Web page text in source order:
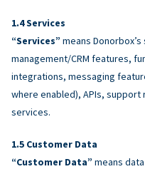
Services
“Services” means
management/CRM features,
integrations, messaging
where enabled), APIs,
services.
Customer Data
“Customer Data” means